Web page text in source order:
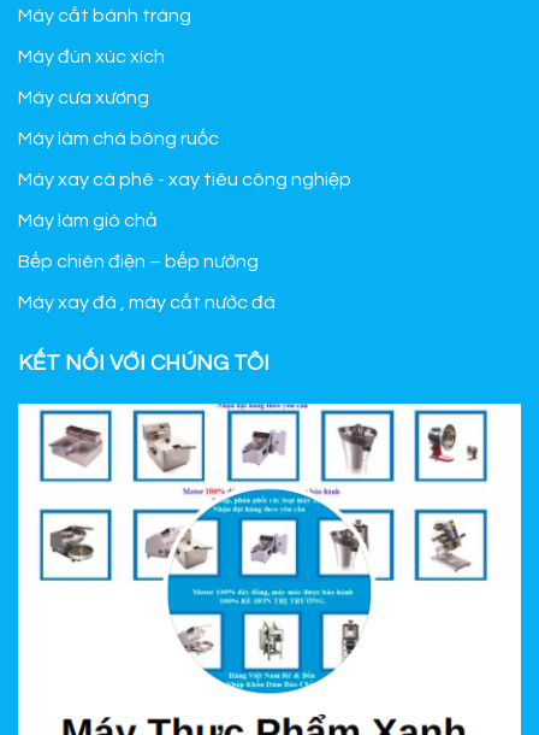
Máy cắt bánh tráng
Máy đùn xúc xích
Máy cưa xương
Máy làm chà bông ruốc
Máy xay cà phê - xay tiêu công nghiệp
Máy làm giò chả
Bếp chiên điện – bếp nướng
Máy xay đá , máy cắt nước đá
KẾT NỐI VỚI CHÚNG TÔI